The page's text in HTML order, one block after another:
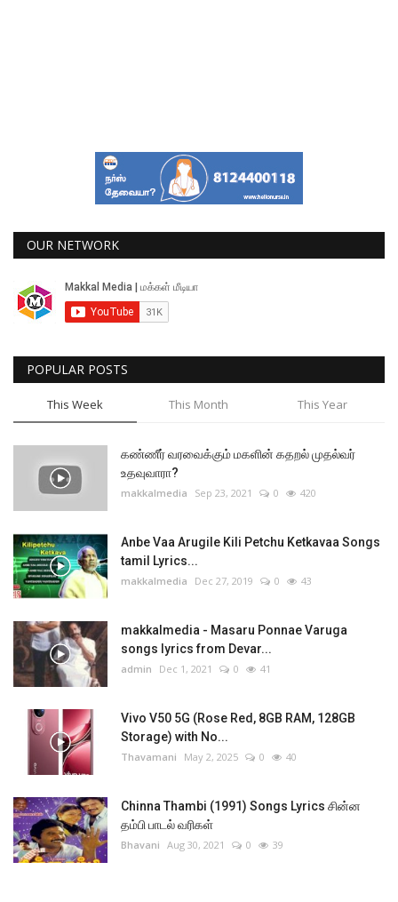
OUR NETWORK
POPULAR POSTS
This Week This Month This Year
கண்ணீர் வரவைக்கும் மகளின் கதறல் முதல்வர்
உதவுவாரா?
makkalmedia Sep 23, 2021 0 420
Anbe Vaa Arugile Kili Petchu Ketkavaa Songs
tamil Lyrics...
makkalmedia Dec 27, 2019 0 43
makkalmedia - Masaru Ponnae Varuga
songs lyrics from Devar...
admin Dec 1, 2021 0 41
Vivo V50 5G (Rose Red, 8GB RAM, 128GB
Storage) with No...
Thavamani May 2, 2025 0 40
Chinna Thambi (1991) Songs Lyrics சின்ன
தம்பி பாடல் வரிகள்
Bhavani Aug 30, 2021 0 39